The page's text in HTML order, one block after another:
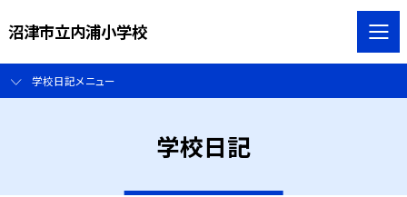
沼津市立内浦小学校
学校日記メニュー
学校日記